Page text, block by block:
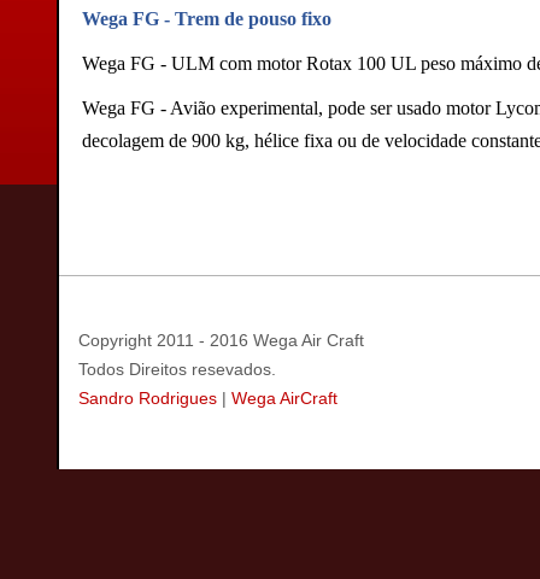
Wega FG - Trem de pouso fixo
Wega FG - ULM com motor Rotax 100 UL peso máximo
Wega FG - Avião experimental, pode ser usado motor
decolagem de 900 kg, hélice fixa ou de velocidade
Copyright 2011 - 2016 Wega Air Craft
Todos Direitos resevados.
Sandro Rodrigues | Wega AirCraft